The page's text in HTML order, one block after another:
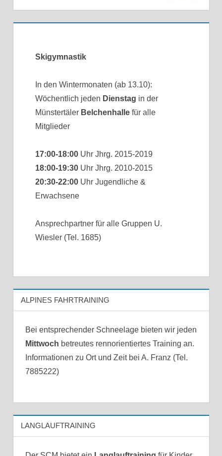
Skigymnastik
In den Wintermonaten (ab 13.10):
Wöchentlich jeden Dienstag in der
Münstertäler Belchenhallefür alle
Mitglieder
17:00-18:00Uhr Jhrg. 2015-2019
18:00-19:30Uhr Jhrg. 2010-2015
20:30-22:00Uhr Jugendliche &
Erwachsene
Ansprechpartner für alle Gruppen U.
Wiesler (Tel. 1685)
ALPINES FAHRTRAINING
Bei entsprechender Schneelage bieten wir jeden
Mittwoch betreutes rennorientiertes Training an.
Informationen zu Ort und Zeit bei A. Franz (Tel.
7885222)
LANGLAUFTRAINING